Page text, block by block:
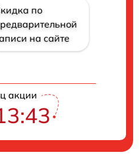
по
на сайте
акции